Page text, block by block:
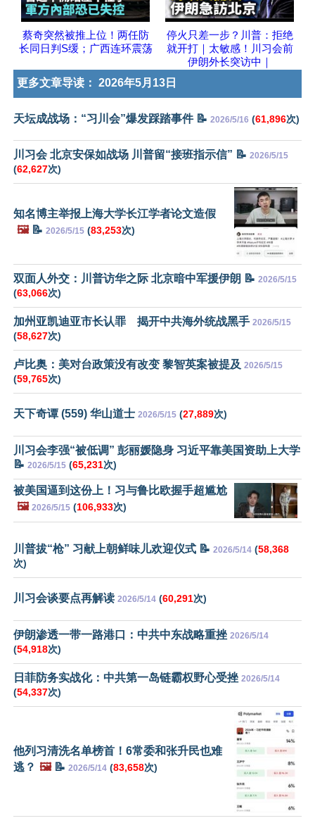
蔡奇突然被推上位！两任防
长同日判S缓；广西连环震荡
停火只差一步？川普：拒绝
就开打｜太敏感！川习会前
伊朗外长突访中｜
更多文章导读： 2026年5月13日
天坛成战场：“习川会”爆发踩踏事件 📝 2026/5/16 (61,896次)
川习会 北京安保如战场 川普留“接班指示信” 📝 2026/5/15
(62,627次)
知名博主举报上海大学长江学者论文造假
🖼️📝 2026/5/15 (83,253次)
双面人外交：川普访华之际 北京暗中军援伊朗 📝 2026/5/15
(63,066次)
加州亚凯迪亚市长认罪 揭开中共海外统战黑手 2026/5/15
(58,627次)
卢比奥：美对台政策没有改变 黎智英案被提及 2026/5/15
(59,765次)
天下奇谭 (559) 华山道士 2026/5/15 (27,889次)
川习会李强“被低调” 彭丽媛隐身 习近平靠美国资助上大学
📝 2026/5/15 (65,231次)
被美国逼到这份上！习与鲁比欧握手超尴尬
🖼️ 2026/5/15 (106,933次)
川普拔“枪” 习献上朝鲜味儿欢迎仪式 📝 2026/5/14 (58,368
次)
川习会谈要点再解读 2026/5/14 (60,291次)
伊朗渗透一带一路港口：中共中东战略重挫 2026/5/14
(54,918次)
日菲防务实战化：中共第一岛链霸权野心受挫 2026/5/14
(54,337次)
他列习清洗名单榜首！6常委和张升民也难
逃？ 🖼️📝 2026/5/14 (83,658次)